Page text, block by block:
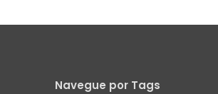
Navegue por Tags